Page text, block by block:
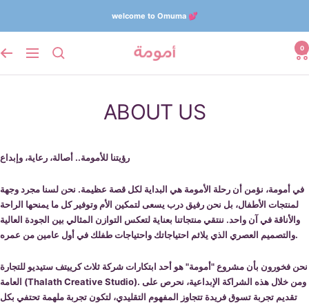
welcome to Omuma 💕
Navigation Omuma 0
ABOUT US
رؤيتنا للأمومة.. أصالة، رعاية، وإبداع
فيأمومة، نؤمن أن رحلة الأمومة هي البداية لكل قصة عظيمة. نحن لسنا مجرد وجهة
لمنتجات الأطفال، بل نحن رفيق درب يسعى لتمكين الأم وتوفير كل ما يمنحها الراحة
والأناقة في آن واحد. ننتقي منتجاتنا بعناية لتعكس التوازن المثالي بين الجودة العالية
والتصميم العصري الذي يلائم احتياجاتك واحتياجات طفلك في أول عامين من عمره.
نحن فخورون بأن مشروع "أمومة" هو أحد ابتكاراتشركة ثلاث كرييتف ستيديو للتجارة
العامة (Thalath Creative Studio). ومن خلال هذه الشراكة الإبداعية، نحرص على
تقديم تجربة تسوق فريدة تتجاوز المفهوم التقليدي، لتكون تجربة ملهمة تحتفي بكل